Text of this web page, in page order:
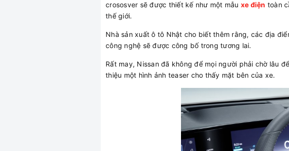
crososver sẽ được thiết kế như một mẫu xe điện toàn
thế giới.
Nhà sản xuất ô tô Nhật cho biết thêm rằng, các địa
công nghệ sẽ được công bố trong tương lai.
Rất may, Nissan đã không để mọi người phải chờ lâu
thiệu một hình ảnh teaser cho thấy mặt bên của xe.